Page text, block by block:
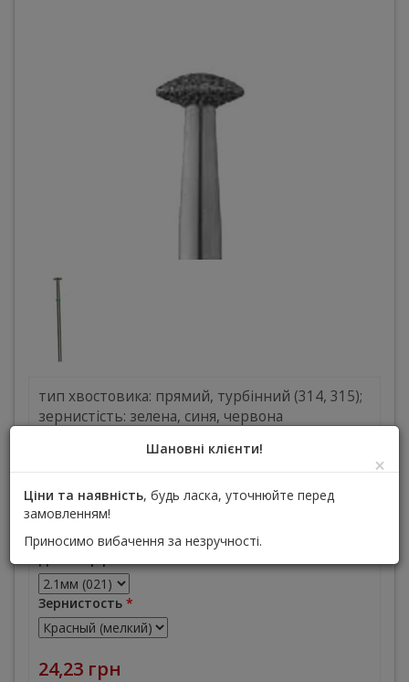
тип хвостовика: прямий, турбінний (314, 315);
зернистість: зелена, синя, червона
НП ООО СИСТЕМА
Залиште відгук першим
Тип наконечника
Зернистость *
24,23 грн
Шановні клієнти!
×
Ціни та наявність, будь ласка, уточнюйте перед
замовленням!
Приносимо вибачення за незручності.